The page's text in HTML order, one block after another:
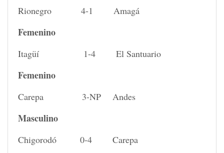
Rionegro 4-1 Amagá
Femenino
Itagüí 1-4 El Santuario
Femenino
Carepa 3-NP Andes
Masculino
Chigorodó 0-4 Carepa